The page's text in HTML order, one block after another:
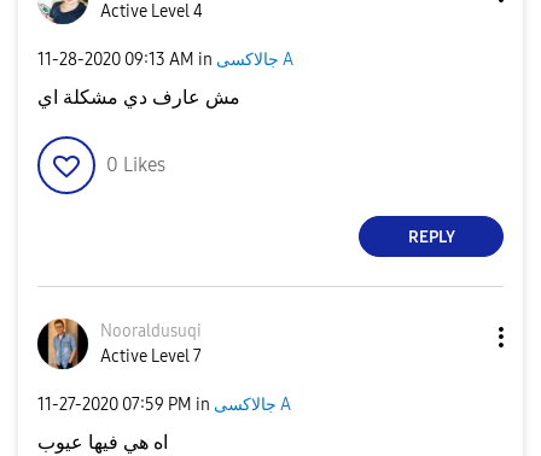
Active Level 4
‎11-28-2020 09:13 AM in جالاكسى A
مش عارف دي مشكلة اي
0 Likes
REPLY
Nooraldusuqi
Active Level 7
‎11-27-2020 07:59 PM in جالاكسى A
اه هي فيها عيوب